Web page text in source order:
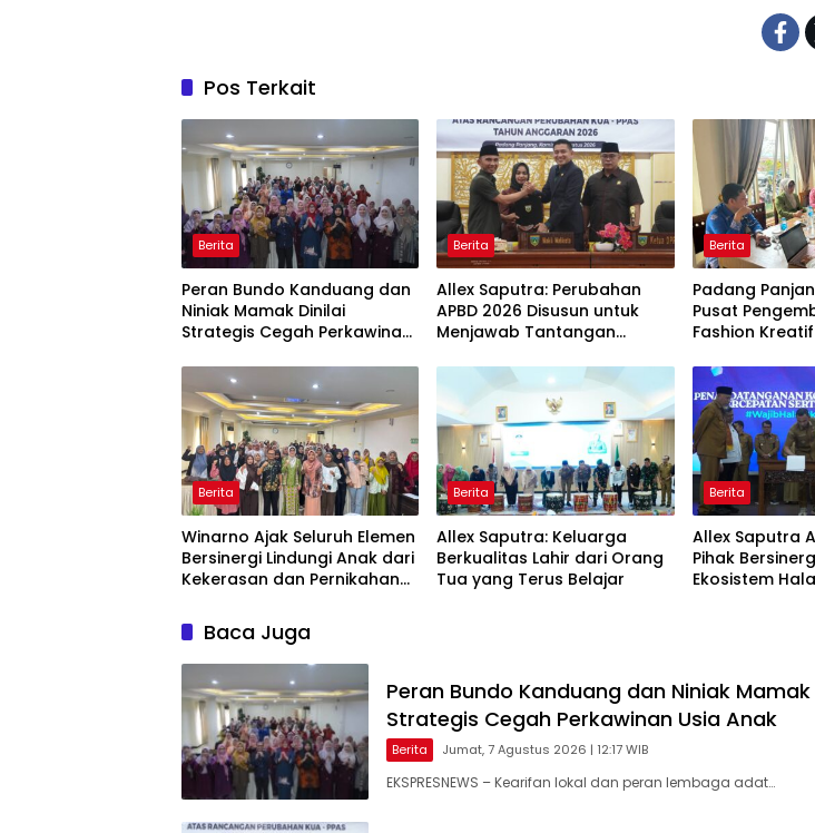
Pos Terkait
Berita
Peran Bundo Kanduang dan
Niniak Mamak Dinilai
Strategis Cegah Perkawinan
Berita
Allex Saputra: Perubahan
APBD 2026 Disusun untuk
Menjawab Tantangan
Berita
Padang
Pusat
Fashion
Berita
Winarno Ajak Seluruh Elemen
Bersinergi Lindungi Anak dari
Kekerasan dan Pernikahan
Berita
Allex Saputra: Keluarga
Berkualitas Lahir dari Orang
Tua yang Terus Belajar
Berita
Allex Saputra
Pihak
Ekosistem
Baca Juga
Peran Bundo Kanduang dan Niniak Mamak
Strategis Cegah Perkawinan Usia Anak
Berita Jumat, 7 Agustus 2026 | 12:17 WIB
EKSPRESNEWS – Kearifan lokal dan peran lembaga adat…